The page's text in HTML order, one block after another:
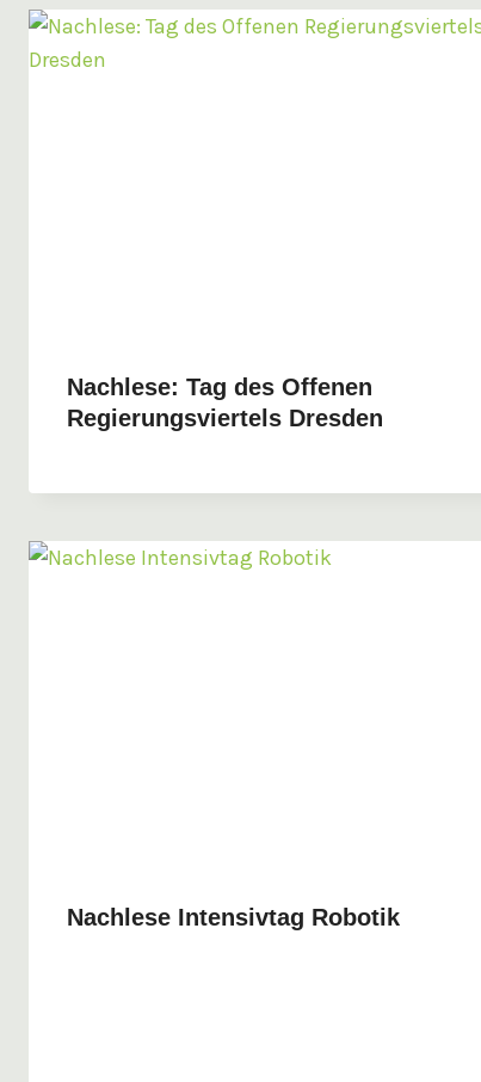
Nachlese: Tag des Offenen
Regierungsviertels Dresden
Nachlese Intensivtag Robotik